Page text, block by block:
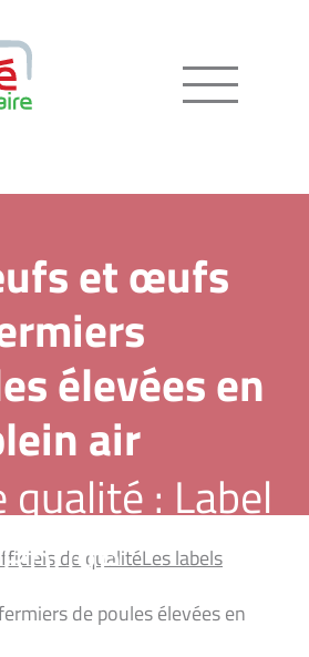
Menu
et œufs
élevées en
air
qualité : Label
Rouge
de qualitéLes labels
de poules élevées en